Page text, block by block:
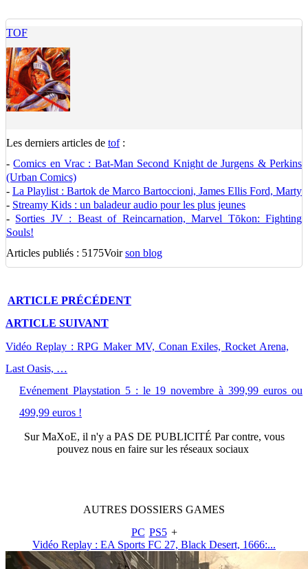
TOF
Les derniers articles de tof:
-Comics en Vrac : Bat-Man Second Knight de Jurgens & Perkins
(Urban Comics)
- La Playlist : Bartok de Marco Bartoccioni, James Ellis Ford, Marty
- Streamy Kids : un baladeur audio pour les plus jeunes
- Sorties JV : Beast of Reincarnation, Marvel Tōkon: Fighting
Souls!
Articles publiés : 5175Voirson blog
ARTICLE PRÉCÉDENT
ARTICLE SUIVANT
Vidéo Replay : RPG Maker MV, Conan Exiles, Rocket Arena,
Last Oasis, …
Evénement Playstation 5 : le 19 novembre à 399,99 euros ou
499,99 euros !
SurMaXoE, il n'y a PAS DE PUBLICITÉ Par contre, vous
pouvez nous en faire sur les réseaux sociaux
AUTRES DOSSIERS GAMES
PC PS5 +
Vidéo Replay : EA Sports FC 27, Black Desert, 1666:...